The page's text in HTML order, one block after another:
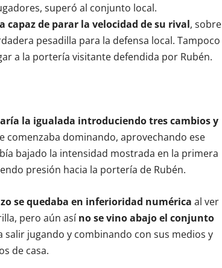
superó al conjunto local.
capaz de parar la velocidad de su rival, sobre
pesadilla para la defensa local. Tampoco
a la portería visitante defendida por Rubén.
la igualada introduciendo tres cambios y
comenzaba dominando, aprovechando ese
bajado la intensidad mostrada en la primera
presión hacia la portería de Rubén.
se quedaba en inferioridad numérica al ver
pero aún asíno se vino abajo el conjunto
salir jugando y combinando con sus medios y
de casa.